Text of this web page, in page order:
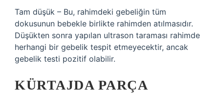
Tam düşük – Bu, rahimdeki gebeliğin tüm
dokusunun bebekle birlikte rahimden atılmasıdır.
Düşükten sonra yapılan ultrason taraması rahimde
herhangi bir gebelik tespit etmeyecektir, ancak
gebelik testi pozitif olabilir.
KÜRTAJDA PARÇA